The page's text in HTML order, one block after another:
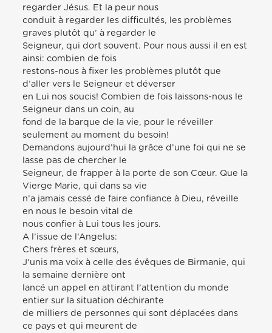
regarder Jésus. Et la peur nous
conduit à regarder les difficultés, les problèmes
graves plutôt qu’ à regarder le
Seigneur, qui dort souvent. Pour nous aussi il en est
ainsi: combien de fois
restons-nous à fixer les problèmes plutôt que
d’aller vers le Seigneur et déverser
en Lui nos soucis! Combien de fois laissons-nous le
Seigneur dans un coin, au
fond de la barque de la vie, pour le réveiller
seulement au moment du besoin!
Demandons aujourd’hui la grâce d’une foi qui ne se
lasse pas de chercher le
Seigneur, de frapper à la porte de son Cœur. Que la
Vierge Marie, qui dans sa vie
n’a jamais cessé de faire confiance à Dieu, réveille
en nous le besoin vital de
nous confier à Lui tous les jours.
A l’issue de l’Angelus:
Chers frères et sœurs,
J’unis ma voix à celle des évêques de Birmanie, qui
la semaine dernière ont
lancé un appel en attirant l’attention du monde
entier sur la situation déchirante
de milliers de personnes qui sont déplacées dans
ce pays et qui meurent de